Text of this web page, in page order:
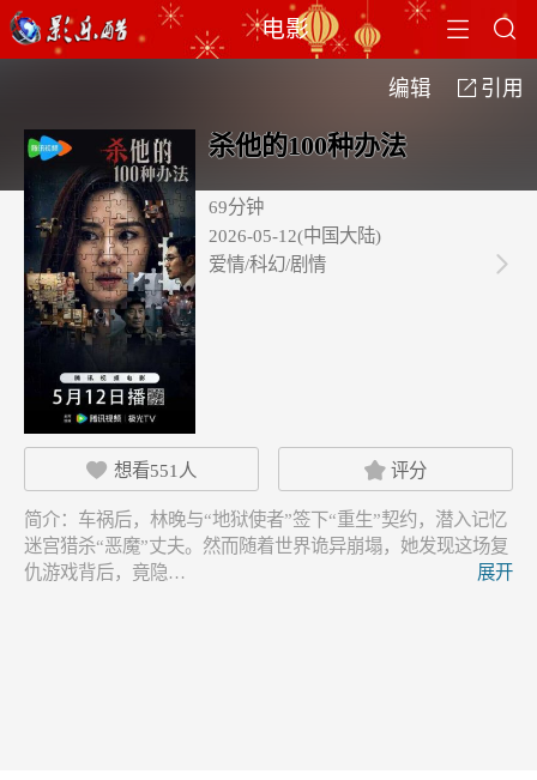
 
电影
编辑  引用
杀他的100种办法
69分钟
2026-05-12(中国大陆)
爱情/科幻/剧情

 想看551 人  评分
简介： 车祸后，林晚与“地狱使者”签下“重生”契约，潜入记忆
迷宫猎杀“恶魔”丈夫。然而随着世界诡异崩塌，她发现这场复
仇游戏背后，竟隐…
展开